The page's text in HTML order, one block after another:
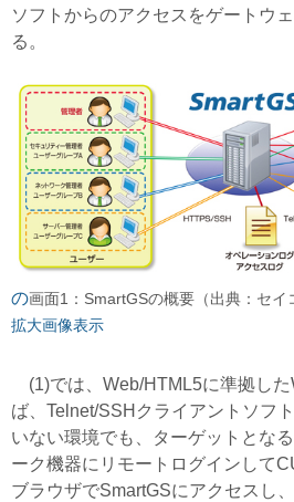
ソフトからのアクセスをゲートウ
る。
の画面1：SmartGSの概要（出典：セイ
拡大画像表示
(1)では、Web/HTML5に準拠し
ば、Telnet/SSHクライアントソフ
いない環境でも、ターゲットとな
ーク機器にリモートログインして
ブラウザでSmartGSにアクセスし